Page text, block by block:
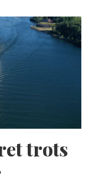
trots